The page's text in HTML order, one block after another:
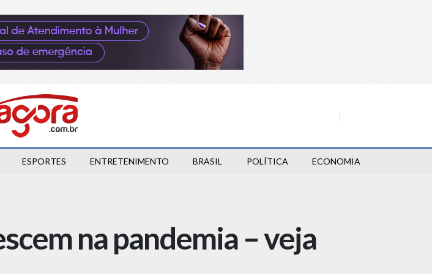
ESPORTES ENTRETENIMENTO BRASIL POLÍTICA ECONOMIA
na pandemia – veja